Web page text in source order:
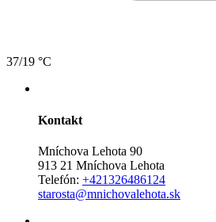
37/19 °C
Kontakt
Mníchova Lehota 90
913 21 Mníchova Lehota
Telefón: +421326486124
starosta@mnichovalehota.sk